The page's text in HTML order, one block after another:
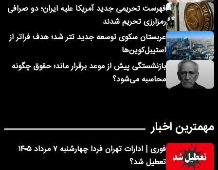
فهرست تحریمی جدید آمریکا علیه ایران؛ دو صرافی
رمزارزی تحریم شدند
عربستان سکوی توسعه جدید تتر شد؛ هدف فراتر از
استیبل‌کوین‌ها
بازنشستگی پیش از موعد برقرار ماند؛ حقوق چگونه
محاسبه می‌شود؟
مهمترین اخبار
فوری | ادارات تهران فردا چهارشنبه ۷ مرداد ۱۴۰۵
تعطیل شد؟